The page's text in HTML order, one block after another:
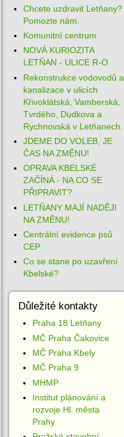
Chcete uzdravit Letňany?
Pomozte nám.
Komunitní centrum
NOVÁ KURIOZITA
LETŇAN - ULICE R-O
Rekonstrukce vodovodů a
kanalizace v ulicích
Křivoklátská, Vamberská,
Tvrdého, Dudkova a
Rychnovská v Letňanech.
JDEME DO VOLEB, JE
ČAS NA ZMĚNU!
OPRAVA KBELSKÉ
ZAČÍNÁ - NA CO SE
PŘIPRAVIT?
LETŇANY MAJÍ NADĚJI
NA ZMĚNU!
Centrální evidence psů
CEP
Co se stane po uzavření
Kbelské?
Důležité kontakty
Praha 18 Letňany
MČ Praha Čakovice
MČ Praha Kbely
MČ Praha 9
MHMP
Institut plánování a
rozvoje Hl. města
Prahy